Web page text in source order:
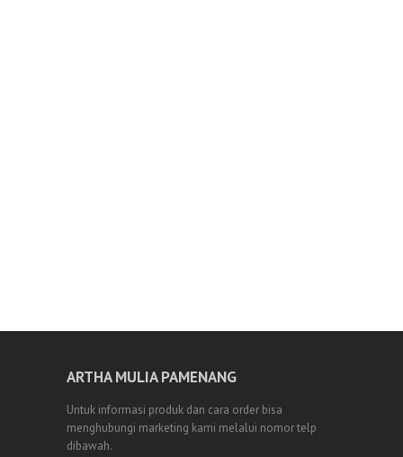
ARTHA MULIA PAMENANG
Untuk informasi produk dan cara order bisa
menghubungi marketing kami melalui nomor telp
dibawah.